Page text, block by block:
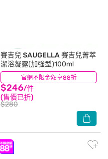
官網不限金額享88折
賽吉兒 SAUGELLA賽吉兒菁萃
潔浴凝露(加強型)100ml
$246/件
(售價已折)
$280
(4)